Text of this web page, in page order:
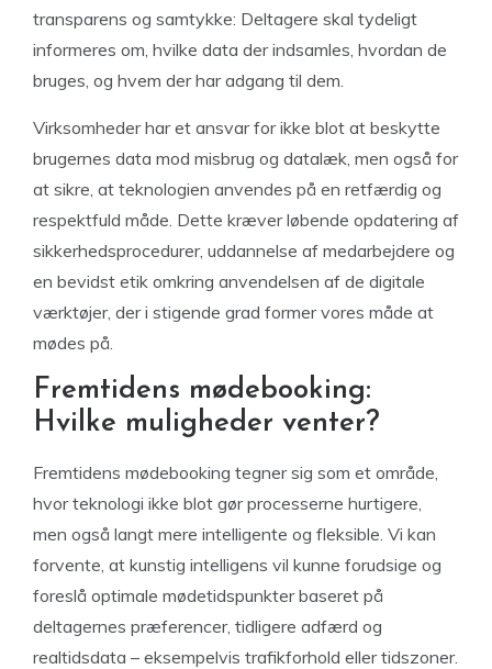
transparens og samtykke: Deltagere skal tydeligt
informeres om, hvilke data der indsamles, hvordan de
bruges, og hvem der har adgang til dem.
Virksomheder har et ansvar for ikke blot at beskytte
brugernes data mod misbrug og datalæk, men også for
at sikre, at teknologien anvendes på en retfærdig og
respektfuld måde. Dette kræver løbende opdatering af
sikkerhedsprocedurer, uddannelse af medarbejdere og
en bevidst etik omkring anvendelsen af de digitale
værktøjer, der i stigende grad former vores måde at
mødes på.
Fremtidens mødebooking:
Hvilke muligheder venter?
Fremtidens mødebooking tegner sig som et område,
hvor teknologi ikke blot gør processerne hurtigere,
men også langt mere intelligente og fleksible. Vi kan
forvente, at kunstig intelligens vil kunne forudsige og
foreslå optimale mødetidspunkter baseret på
deltagernes præferencer, tidligere adfærd og
realtidsdata – eksempelvis trafikforhold eller tidszoner.